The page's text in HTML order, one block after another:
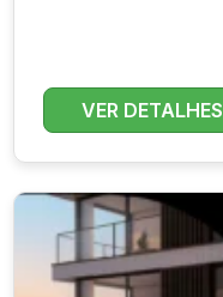
VER DETALHES